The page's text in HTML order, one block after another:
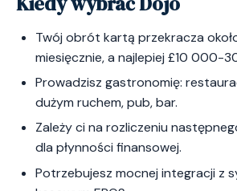
Twój obrót kartą przekracza
miesięcznie, a najlepiej £10 000-
Prowadzisz gastronomię:
dużym ruchem, pub, bar.
Zależy ci na rozliczeniu
dla płynności finansowej.
Potrzebujesz mocnej integracji z